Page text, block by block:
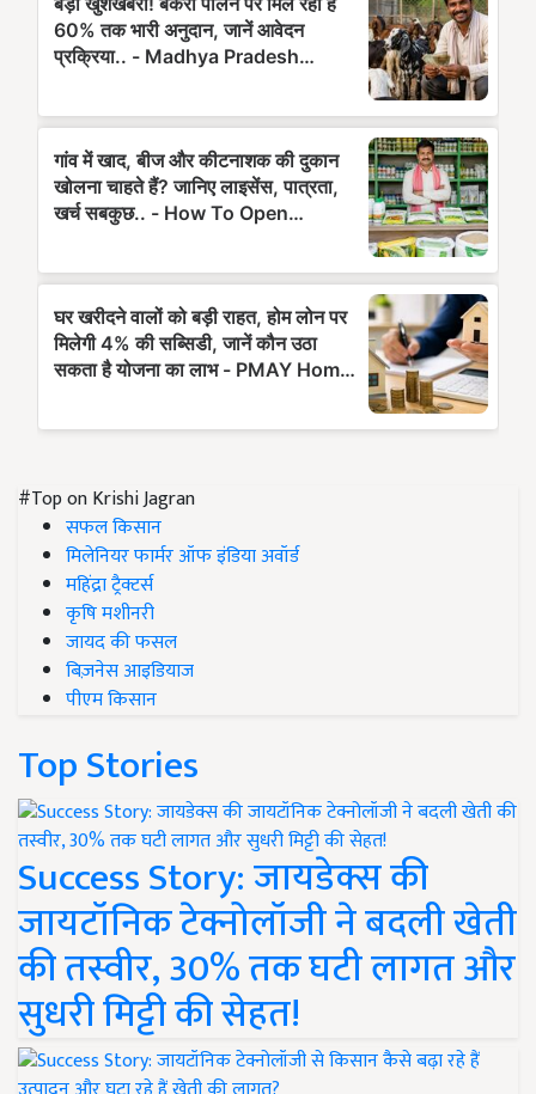
#Top on Krishi Jagran
सफल किसान
मिलेनियर फार्मर ऑफ इंडिया अवॉर्ड
महिंद्रा ट्रैक्टर्स
कृषि मशीनरी
जायद की फसल
बिज़नेस आइडियाज
पीएम किसान
Top Stories
Success Story: जायडेक्स की
जायटॉनिक टेक्नोलॉजी ने बदली खेती
की तस्वीर, 30% तक घटी लागत और
सुधरी मिट्टी की सेहत!